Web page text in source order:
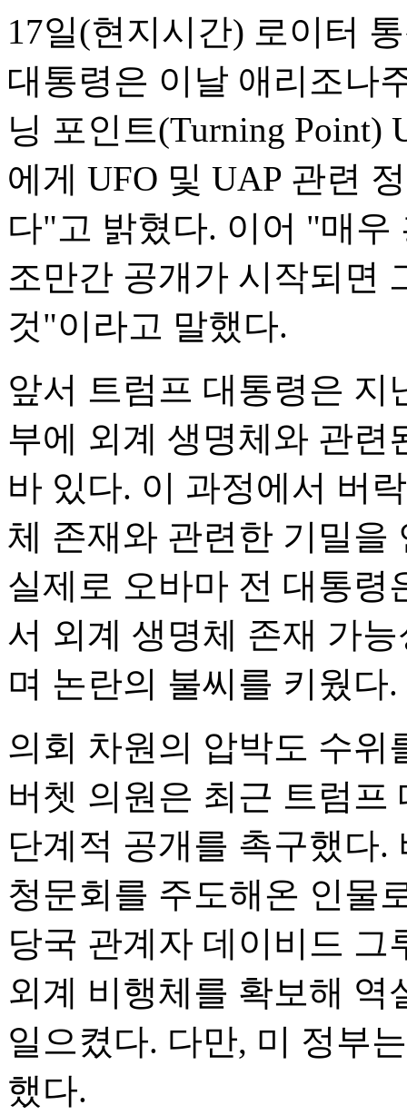
17일(현지시간) 로이터
대통령은 이날 애리조나
닝 포인트(Turning Point)
에게 UFO 및 UAP 관련
다"고 밝혔다. 이어 "매
조만간 공개가 시작되면
것"이라고 말했다.
앞서 트럼프 대통령은 지
부에 외계 생명체와 관련
바 있다. 이 과정에서 버
체 존재와 관련한 기밀을
실제로 오바마 전 대통령
서 외계 생명체 존재 가
며 논란의 불씨를 키웠다.
의회 차원의 압박도 수위
버쳇 의원은 최근 트럼프
단계적 공개를 촉구했다.
청문회를 주도해온 인물
당국 관계자 데이비드
외계 비행체를 확보해
일으켰다. 다만, 미 정부
했다.